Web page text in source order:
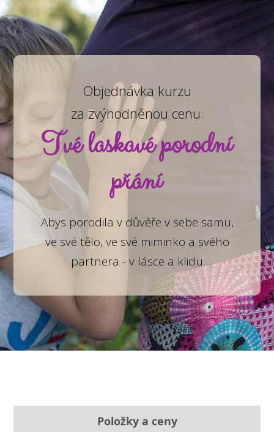
Objednávka kurzu
za zvýhodněnou cenu:
Tvé laskavé porodní
přání
Abys porodila v důvěře v sebe samu,
ve své tělo, ve své miminko a svého
partnera - v lásce a klidu
Položky a ceny